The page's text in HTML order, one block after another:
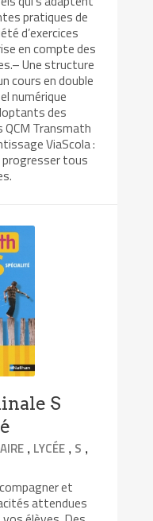
pratiques de
d’exercices
en compte des
Une structure
cours en double
numérique
des
QCM Transmath
ViaScola :
progresser tous
S
, LYCÉE , S ,
et
attendues